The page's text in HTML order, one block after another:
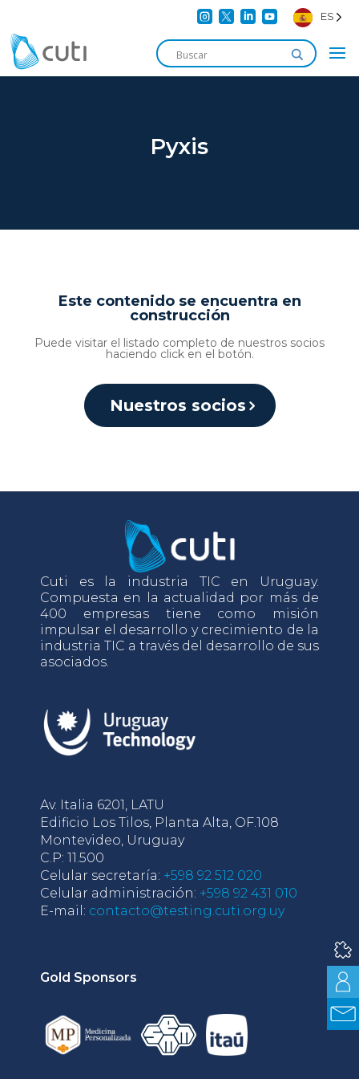
    ES
Pyxis
Este contenido se encuentra en
construcción
Puede visitar el listado completo de nuestros socios
haciendo click en el botón.
Nuestros socios
Cuti es la industria TIC en Uruguay.
Compuesta en la actualidad por más de
400 empresas tiene como misión
impulsar el desarrollo y crecimiento de la
industria TIC a través del desarrollo de sus
asociados.
Av. Italia 6201, LATU
Edificio Los Tilos, Planta Alta, OF.108
Montevideo, Uruguay
C.P: 11.500
Celular secretaría: +598 92 512 020
Celular administración: +598 92 431 010
E-mail: contacto@testing.cuti.org.uy
Gold Sponsors